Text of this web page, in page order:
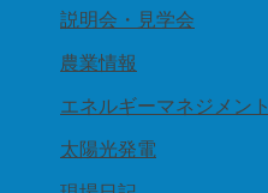
説明会・見学会
農業情報
エネルギーマネジメント
太陽光発電